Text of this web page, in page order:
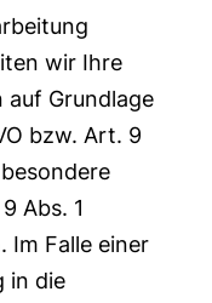
wir Ihre
auf Grundlage
bzw. Art. 9
Abs. 1
Im Falle einer
in die